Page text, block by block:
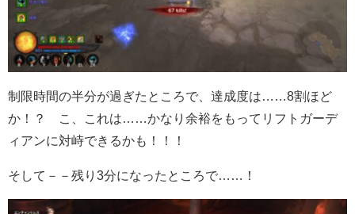
制限時間の半分が過ぎたところで、達成度は……8割ほど
か！？ こ、これは……かなり余裕をもってリフトガーデ
ィアンに対峙できるかも！！！
そして－－残り3分になったところで……！